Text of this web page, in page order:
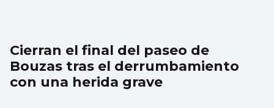
Cierran el final del paseo de
Bouzas tras el derrumbamiento
con una herida grave